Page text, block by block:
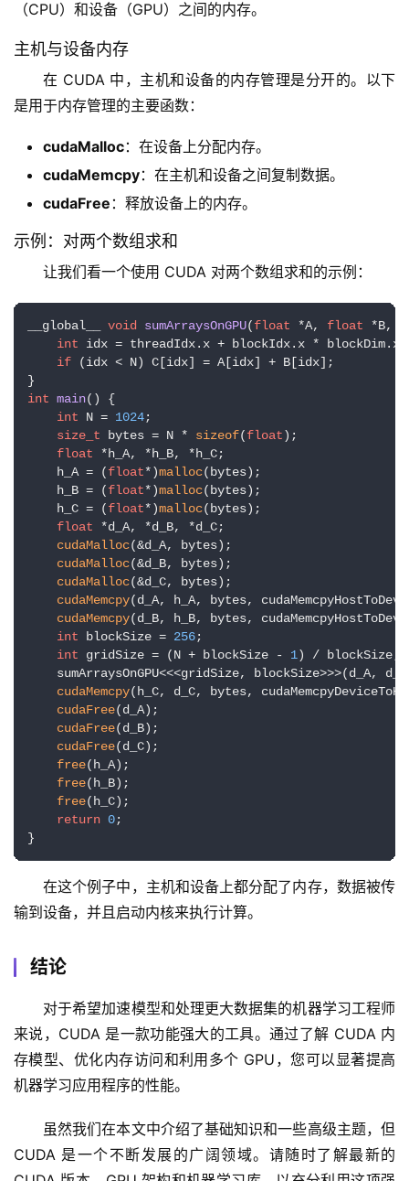
（CPU）和设备（GPU）之间的内存。
主机与设备内存
在 CUDA 中，主机和设备的内存管理是分开的。以下
是用于内存管理的主要函数：
cudaMalloc：在设备上分配内存。
cudaMemcpy：在主机和设备之间复制数据。
cudaFree ：释放设备上的内存。
示例：对两个数组求和
让我们看一个使用 CUDA 对两个数组求和的示例：
__global__ void sumArraysOnGPU(float *A, float *B,
int idx = threadIdx.x + blockIdx.x * blockDim.x;
if (idx < N) C[idx] = A[idx] + B[idx];
int main()
{
int N = 1024;
size_t bytes = N * sizeof(float);
float *h_A, *h_B, *h_C;
    h_A = (
float*)malloc(bytes);
    h_B = (
float*)malloc(bytes);
    h_C = (
float*)malloc(bytes);
float *d_A, *d_B, *d_C;
cudaMalloc(&d_A, bytes);
cudaMalloc(&d_B, bytes);
cudaMalloc(&d_C, bytes);
cudaMemcpy(d_A, h_A, bytes,
cudaMemcpy(d_B, h_B, bytes,
int blockSize = 256;
int gridSize = (N + blockSize - 1) / blockSize;
sumArraysOnGPU<<<gridSize, blockSize>>>(d_A,
cudaMemcpy(h_C, d_C, bytes,
cudaFree(d_A);
cudaFree(d_B);
cudaFree(d_C);
free(h_A);
free(h_B);
free(h_C);
return 0;
}
在这个例子中，主机和设备上都分配了内存，数据被传
输到设备，并且启动内核来执行计算。
结论
对于希望加速模型和处理更大数据集的机器学习工程师
来说，CUDA 是一款功能强大的工具。通过了解 CUDA 内
存模型、优化内存访问和利用多个 GPU，您可以显著提高
机器学习应用程序的性能。
虽然我们在本文中介绍了基础知识和一些高级主题，但
CUDA 是一个不断发展的广阔领域。请随时了解最新的